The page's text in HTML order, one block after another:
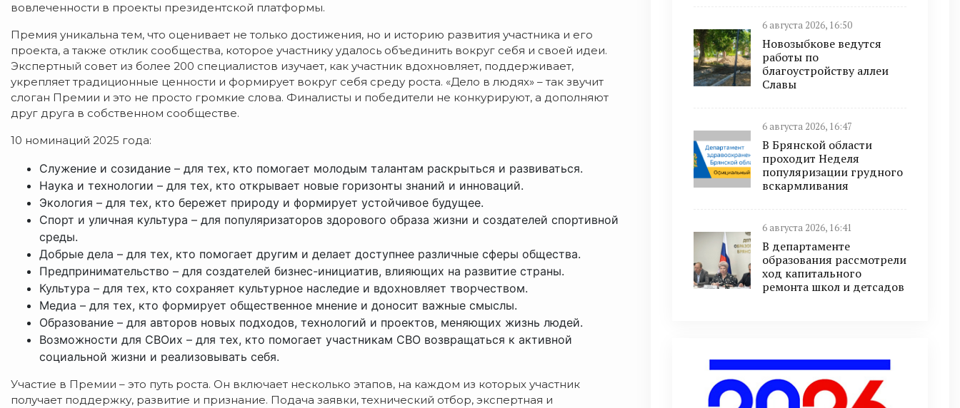
вовлеченности в проекты президентской платформы.
Премия уникальна тем, что оценивает не только достижения, но и историю развития участника и его
проекта, а также отклик сообщества, которое участнику удалось объединить вокруг себя и своей идеи.
Экспертный совет из более 200 специалистов изучает, как участник вдохновляет, поддерживает,
укрепляет традиционные ценности и формирует вокруг себя среду роста. «Дело в людях» – так звучит
слоган Премии и это не просто громкие слова. Финалисты и победители не конкурируют, а дополняют
друг друга в собственном сообществе.
10 номинаций 2025 года:
Служение и созидание – для тех, кто помогает молодым талантам раскрыться и развиваться.
Наука и технологии – для тех, кто открывает новые горизонты знаний и инноваций.
Экология – для тех, кто бережет природу и формирует устойчивое будущее.
Спорт и уличная культура – для популяризаторов здорового образа жизни и создателей спортивной
среды.
Добрые дела – для тех, кто помогает другим и делает доступнее различные сферы общества.
Предпринимательство – для создателей бизнес-инициатив, влияющих на развитие страны.
Культура – для тех, кто сохраняет культурное наследие и вдохновляет творчеством.
Медиа – для тех, кто формирует общественное мнение и доносит важные смыслы.
Образование – для авторов новых подходов, технологий и проектов, меняющих жизнь людей.
Возможности для СВОих – для тех, кто помогает участникам СВО возвращаться к активной
социальной жизни и реализовывать себя.
Участие в Премии – это путь роста. Он включает несколько этапов, на каждом из которых участник
получает поддержку, развитие и признание. Подача заявки, технический отбор, экспертная и
6 августа 2026, 16:50
Новозыбкове ведутся
работы по
благоустройству аллеи
Славы
6 августа 2026, 16:47
В Брянской области
проходит Неделя
популяризации грудного
вскармливания
6 августа 2026, 16:41
В департаменте
образования рассмотрели
ход капитального
ремонта школ и детсадов